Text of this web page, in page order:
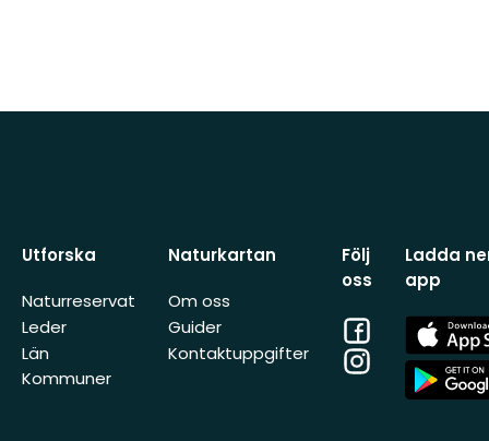
Utforska
Naturreservat
Leder
Län
Kommuner
Naturkartan
Om oss
Guider
Kontaktuppgifter
Följ
oss
Facebook
Instagram
Ladda
app
App
Store
App
Store